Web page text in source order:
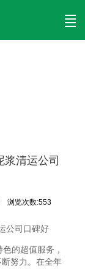
清运公司
浏览次数:553
公司口碑好
的超值服务，
努力。在全年